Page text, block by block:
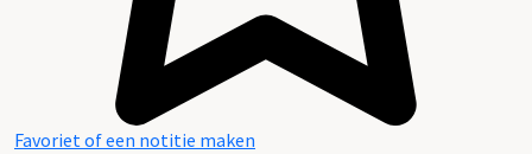
Favoriet of een notitie maken